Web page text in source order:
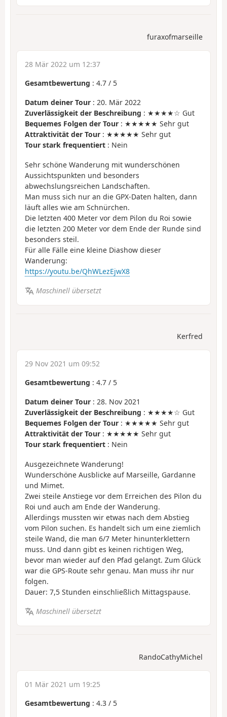
furaxofmarseille
28 Mär 2022 um 12:37
Gesamtbewertung : 4.7 / 5
Datum deiner Tour : 20. Mär 2022
Zuverlässigkeit der Beschreibung : ★★★★☆ Gut
Bequemes Folgen der Tour : ★★★★★ Sehr gut
Attraktivität der Tour : ★★★★★ Sehr gut
Tour stark frequentiert : Nein
Sehr schöne Wanderung mit wunderschönen
Aussichtspunkten und besonders
abwechslungsreichen Landschaften.
Man muss sich nur an die GPX-Daten halten, dann
läuft alles wie am Schnürchen.
Die letzten 400 Meter vor dem Pilon du Roi sowie
die letzten 200 Meter vor dem Ende der Runde sind
besonders steil.
Für alle Fälle eine kleine Diashow dieser
Wanderung:
https://youtu.be/QhWLezEjwX8
Maschinell übersetzt
Kerfred
29 Nov 2021 um 09:52
Gesamtbewertung : 4.7 / 5
Datum deiner Tour : 28. Nov 2021
Zuverlässigkeit der Beschreibung : ★★★★☆ Gut
Bequemes Folgen der Tour : ★★★★★ Sehr gut
Attraktivität der Tour : ★★★★★ Sehr gut
Tour stark frequentiert : Nein
Ausgezeichnete Wanderung!
Wunderschöne Ausblicke auf Marseille, Gardanne
und Mimet.
Zwei steile Anstiege vor dem Erreichen des Pilon du
Roi und auch am Ende der Wanderung.
Allerdings mussten wir etwas nach dem Abstieg
vom Pilon suchen. Es handelt sich um eine ziemlich
steile Wand, die man 6/7 Meter hinunterklettern
muss. Und dann gibt es keinen richtigen Weg,
bevor man wieder auf den Pfad gelangt. Zum Glück
war die GPS-Route sehr genau. Man muss ihr nur
folgen.
Dauer: 7,5 Stunden einschließlich Mittagspause.
Maschinell übersetzt
RandoCathyMichel
01 Mär 2021 um 19:25
Gesamtbewertung : 4.3 / 5